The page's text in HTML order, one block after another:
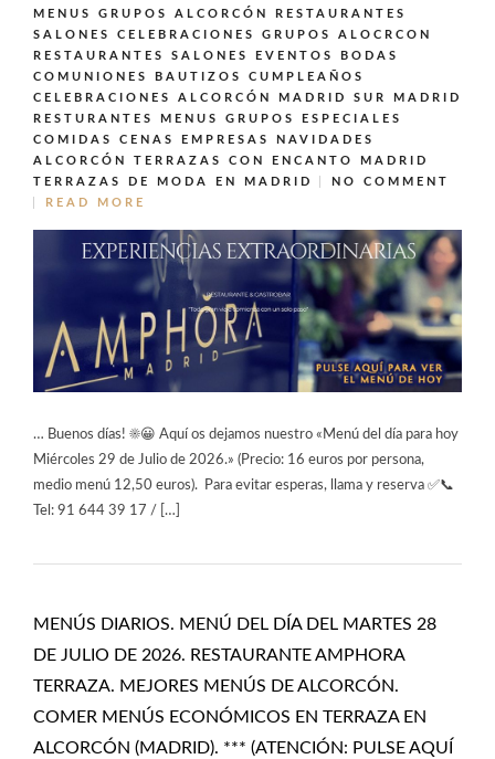
MENUS GRUPOS ALCORCÓN
RESTAURANTES
SALONES CELEBRACIONES GRUPOS ALOCRCON
RESTAURANTES SALONES EVENTOS BODAS
COMUNIONES BAUTIZOS CUMPLEAÑOS
CELEBRACIONES ALCORCÓN MADRID SUR MADRID
RESTURANTES MENUS GRUPOS ESPECIALES
COMIDAS CENAS EMPRESAS NAVIDADES
ALCORCÓN
TERRAZAS CON ENCANTO MADRID
TERRAZAS DE MODA EN MADRID
NO COMMENT
READ MORE
… Buenos días! ☀️😀 Aquí os dejamos nuestro «Menú del día para hoy
Miércoles 29 de Julio de 2026.» (Precio: 16 euros por persona,
medio menú 12,50 euros). Para evitar esperas, llama y reserva ✅📞
Tel: 91 644 39 17 / […]
MENÚS DIARIOS. MENÚ DEL DÍA DEL MARTES 28
DE JULIO DE 2026. RESTAURANTE AMPHORA
TERRAZA. MEJORES MENÚS DE ALCORCÓN.
COMER MENÚS ECONÓMICOS EN TERRAZA EN
ALCORCÓN (MADRID). *** (ATENCIÓN: PULSE AQUÍ